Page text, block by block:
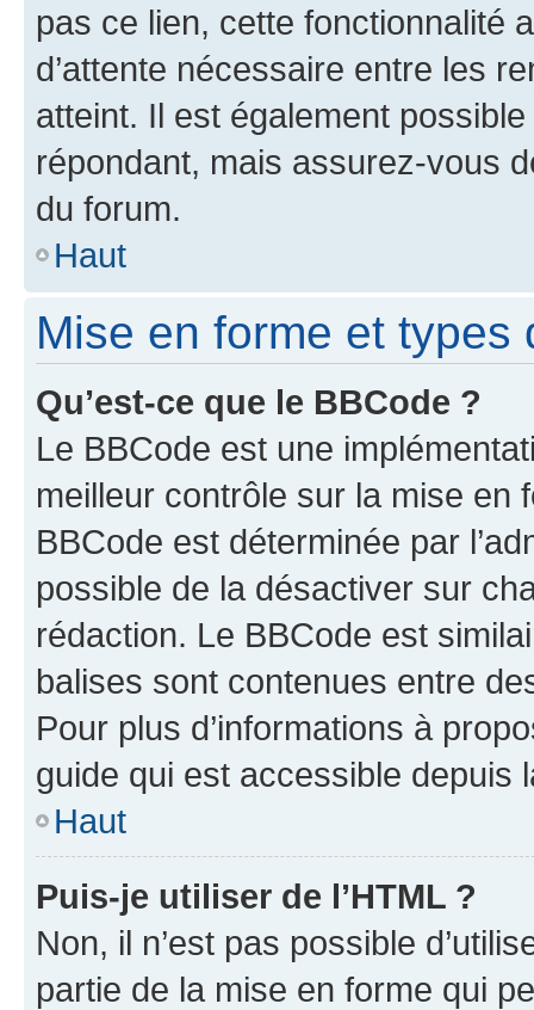
pas ce lien, cette fonctionnalité
d’attente nécessaire entre les
atteint. Il est également
répondant, mais assurez-vous
du forum.
Haut
Mise en forme et types
Qu’est-ce que le BBCode ?
Le BBCode est une
meilleur contrôle sur la mise en
BBCode est déterminée par
possible de la désactiver sur
rédaction. Le BBCode est
balises sont contenues entre
Pour plus d’informations à
guide qui est accessible depuis
Haut
Puis-je utiliser de l’HTML ?
Non, il n’est pas possible
partie de la mise en forme qui